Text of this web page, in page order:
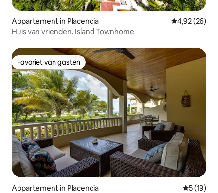
Appartement in Placencia Gemiddelde
4,92 (26)
Huis van vrienden, Island Townhome
Favoriet van gasten
Favoriet van gasten
Appartement in Placencia
5 (19)